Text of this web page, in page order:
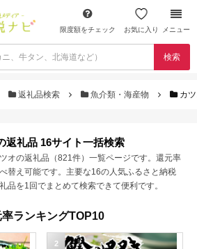
限度額をチェック お気に入り メニュー
検索
返礼品検索 魚介類・海産物 カ
返礼品 16サイト一括検索
オの返礼品（821件）一覧ページです。還元率
替え可能です。主要な16の人気ふるさと納税
品を1回でまとめて検索できて便利です。
ランキングTOP10
2